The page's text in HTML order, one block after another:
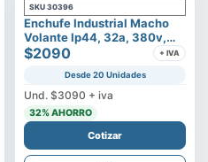
SKU 30396
Enchufe Industrial Macho
Volante Ip44, 32a, 380v,
3p+t
$2090 + IVA
Desde 20 Unidades
Und. $3090 + iva
32% AHORRO
Cotizar